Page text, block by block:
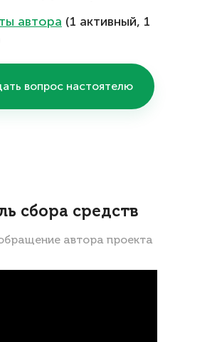
автора (1 активный, 1
вопрос настоятелю
сбора средств
автора проекта